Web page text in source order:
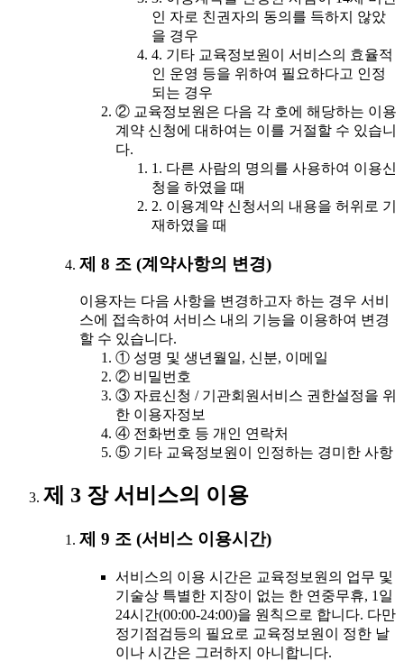
인 자로 친권자의 동의를 득하지 않았
을 경우
4. 기타 교육정보원이 서비스의 효율적
인 운영 등을 위하여 필요하다고 인정
되는 경우
② 교육정보원은 다음 각 호에 해당하는 이용
계약 신청에 대하여는 이를 거절할 수 있습니
다.
1. 다른 사람의 명의를 사용하여 이용신
청을 하였을 때
2. 이용계약 신청서의 내용을 허위로 기
재하였을 때
제 8 조 (계약사항의 변경)
이용자는 다음 사항을 변경하고자 하는 경우 서비
스에 접속하여 서비스 내의 기능을 이용하여 변경
할 수 있습니다.
① 성명 및 생년월일, 신분, 이메일
② 비밀번호
③ 자료신청 / 기관회원서비스 권한설정을 위
한 이용자정보
④ 전화번호 등 개인 연락처
⑤ 기타 교육정보원이 인정하는 경미한 사항
제 3 장 서비스의 이용
제 9 조 (서비스 이용시간)
서비스의 이용 시간은 교육정보원의 업무 및
기술상 특별한 지장이 없는 한 연중무휴, 1일
24시간(00:00-24:00)을 원칙으로 합니다. 다만
정기점검등의 필요로 교육정보원이 정한 날
이나 시간은 그러하지 아니합니다.